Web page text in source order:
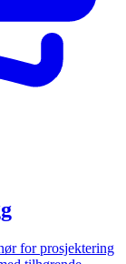
for prosjektering